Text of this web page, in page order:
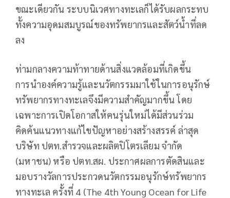
ขณะเดียวกัน ระบบนิเวศทางทะเลก็ได้รับผลกระทบ
ทั้งความอุดมสมบูรณ์ของทรัพยากรและสัตว์น้ำที่ลด
ลง
ท่ามกลางความท้าทายด้านสิ่งแวดล้อมที่เกิดขึ้น
การนำองค์ความรู้และนวัตกรรมมาใช้ในการอนุรักษ์
ทรัพยากรทางทะเลจึงมีความสำคัญมากขึ้น โดย
เฉพาะการเปิดโอกาสให้คนรุ่นใหม่ได้มีส่วนร่วม
คิดค้นแนวทางแก้ไขปัญหาอย่างสร้างสรรค์ ล่าสุด
บริษัท ปตท.สำรวจและผลิตปิโตรเลียม จำกัด
(มหาชน) หรือ ปตท.สผ. ประกาศผลการตัดสินและ
มอบรางวัลการประกวดนวัตกรรมอนุรักษ์ทรัพยากร
ทางทะเล ครั้งที่ 4 (The 4th Young Ocean for Life